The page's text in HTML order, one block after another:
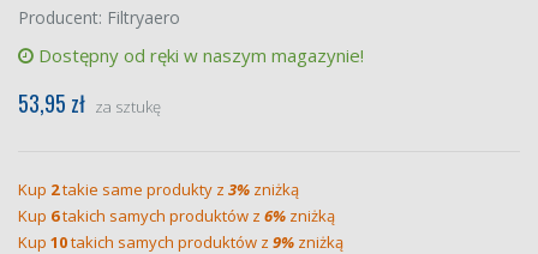
Producent: Filtryaero
Dostępny od ręki w naszym magazynie!
53,95 zł za sztukę
Kup 2takie same produkty z 3% zniżką
Kup 6takich samych produktów z 6% zniżką
Kup 10takich samych produktów z 9% zniżką